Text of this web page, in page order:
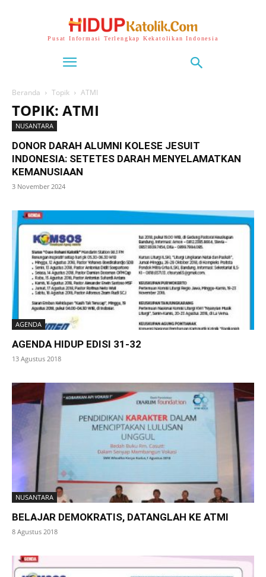
Pusat Informasi Terlengkap Kekatolikan Indonesia
Beranda Topik ATMI
TOPIK: ATMI
NUSANTARA
DONOR DARAH ALUMNI KOLESE JESUIT
INDONESIA: SETETES DARAH MENYELAMATKAN
KEMANUSIAAN
3 November 2024
AGENDA
AGENDA HIDUP EDISI 31-32
13 Agustus 2018
NUSANTARA
BELAJAR DEMOKRATIS, DATANGLAH KE ATMI
8 Agustus 2018